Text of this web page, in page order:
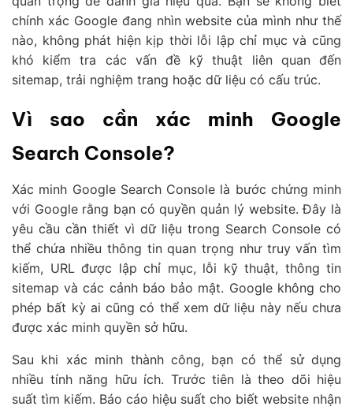
chính xác Google đang nhìn website của mình như thế
nào, không phát hiện kịp thời lỗi lập chỉ mục và cũng
khó kiểm tra các vấn đề kỹ thuật liên quan đến
sitemap, trải nghiệm trang hoặc dữ liệu có cấu trúc.
Vì sao cần xác minh Google
Search Console?
Xác minh Google Search Console là bước chứng minh
với Google rằng bạn có quyền quản lý website. Đây là
yêu cầu cần thiết vì dữ liệu trong Search Console có
thể chứa nhiều thông tin quan trọng như truy vấn tìm
kiếm, URL được lập chỉ mục, lỗi kỹ thuật, thông tin
sitemap và các cảnh báo bảo mật. Google không cho
phép bất kỳ ai cũng có thể xem dữ liệu này nếu chưa
được xác minh quyền sở hữu.
Sau khi xác minh thành công, bạn có thể sử dụng
nhiều tính năng hữu ích. Trước tiên là theo dõi hiệu
suất tìm kiếm. Báo cáo hiệu suất cho biết website nhận